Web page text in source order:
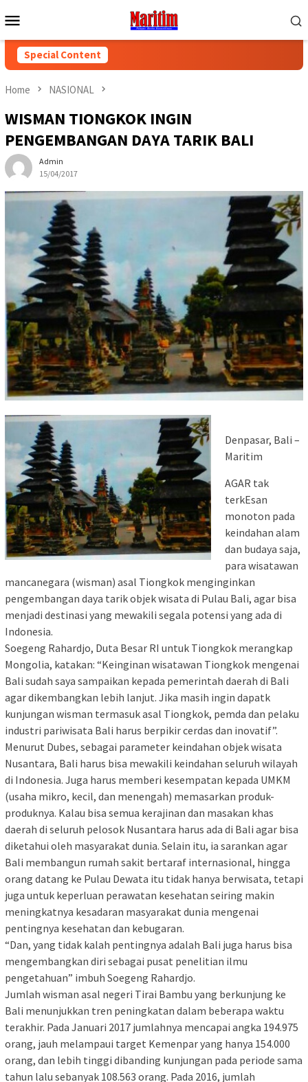
to
Menu
Special Content
Home NASIONAL
WISMAN TIONGKOK INGIN
PENGEMBANGAN DAYA TARIK BALI
Admin
15/04/2017
Denpasar, Bali –
Maritim
AGAR tak
terkEsan
monoton pada
keindahan alam
dan budaya saja,
para wisatawan
mancanegara (wisman) asal Tiongkok menginginkan
pengembangan daya tarik objek wisata di Pulau Bali, agar bisa
menjadi destinasi yang mewakili segala potensi yang ada di
Indonesia.
Soegeng Rahardjo, Duta Besar RI untuk Tiongkok merangkap
Mongolia, katakan: “Keinginan wisatawan Tiongkok mengenai
Bali sudah saya sampaikan kepada pemerintah daerah di Bali
agar dikembangkan lebih lanjut. Jika masih ingin dapatk
kunjungan wisman termasuk asal Tiongkok, pemda dan pelaku
industri pariwisata Bali harus berpikir cerdas dan inovatif”.
Menurut Dubes, sebagai parameter keindahan objek wisata
Nusantara, Bali harus bisa mewakili keindahan seluruh wilayah
di Indonesia. Juga harus memberi kesempatan kepada UMKM
(usaha mikro, kecil, dan menengah) memasarkan produk-
produknya. Kalau bisa semua kerajinan dan masakan khas
daerah di seluruh pelosok Nusantara harus ada di Bali agar bisa
diketahui oleh masyarakat dunia. Selain itu, ia sarankan agar
Bali membangun rumah sakit bertaraf internasional, hingga
orang datang ke Pulau Dewata itu tidak hanya berwisata, tetapi
juga untuk keperluan perawatan kesehatan seiring makin
meningkatnya kesadaran masyarakat dunia mengenai
pentingnya kesehatan dan kebugaran.
“Dan, yang tidak kalah pentingnya adalah Bali juga harus bisa
mengembangkan diri sebagai pusat penelitian ilmu
pengetahuan” imbuh Soegeng Rahardjo.
Jumlah wisman asal negeri Tirai Bambu yang berkunjung ke
Bali menunjukkan tren peningkatan dalam beberapa waktu
terakhir. Pada Januari 2017 jumlahnya mencapai angka 194.975
orang, jauh melampaui target Kemenpar yang hanya 154.000
orang, dan lebih tinggi dibanding kunjungan pada periode sama
tahun lalu sebanyak 108.563 orang. Pada 2016, jumlah